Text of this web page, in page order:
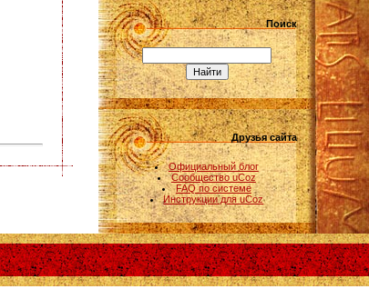
Поиск
Друзья сайта
Официальный блог
Сообщество uCoz
FAQ по системе
Инструкции для uCoz